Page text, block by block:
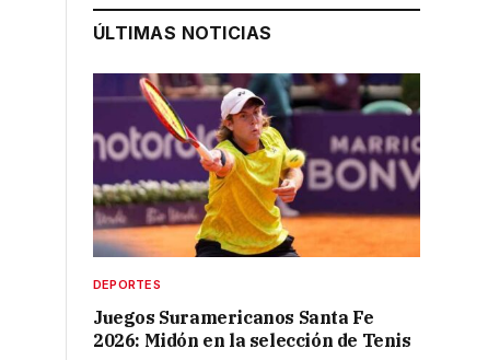
ÚLTIMAS NOTICIAS
DEPORTES
Juegos Suramericanos Santa Fe
2026: Midón en la selección de Tenis